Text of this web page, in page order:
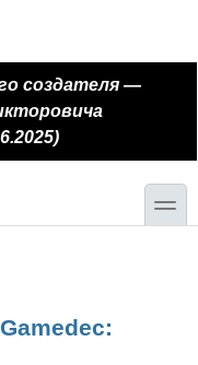
создателя —
toggle